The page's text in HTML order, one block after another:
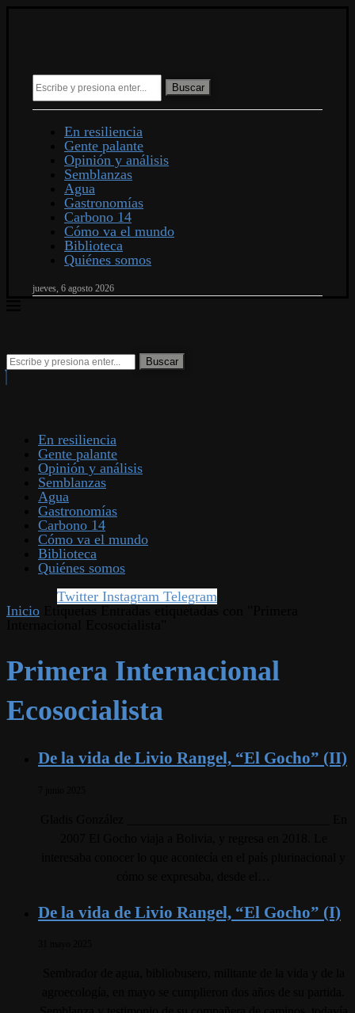
Buscar
En resiliencia
Gente palante
Opinión y análisis
Semblanzas
Agua
Gastronomías
Carbono 14
Cómo va el mundo
Biblioteca
Quiénes somos
jueves, 6 agosto 2026
En resiliencia
Gente palante
Opinión y análisis
Semblanzas
Agua
Gastronomías
Carbono 14
Cómo va el mundo
Biblioteca
Quiénes somos
Twitter Instagram Telegram
Inicio
Primera Internacional
Ecosocialista
De la vida de Livio Rangel, “El Gocho” (II)
De la vida de Livio Rangel, “El Gocho” (I)